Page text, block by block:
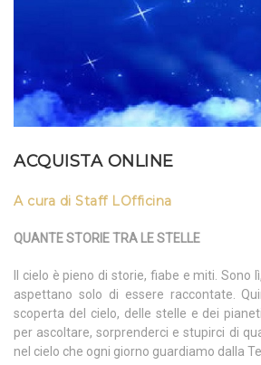
ACQUISTA ONLINE
A cura di Staff LOfficina
QUANTE STORIE TRA LE STELLE
Il cielo è pieno di storie, fiabe e miti. Sono
aspettano solo di essere raccontate.
scoperta del cielo, delle stelle e dei
per ascoltare, sorprenderci e stupirci di
nel cielo che ogni giorno guardiamo dalla